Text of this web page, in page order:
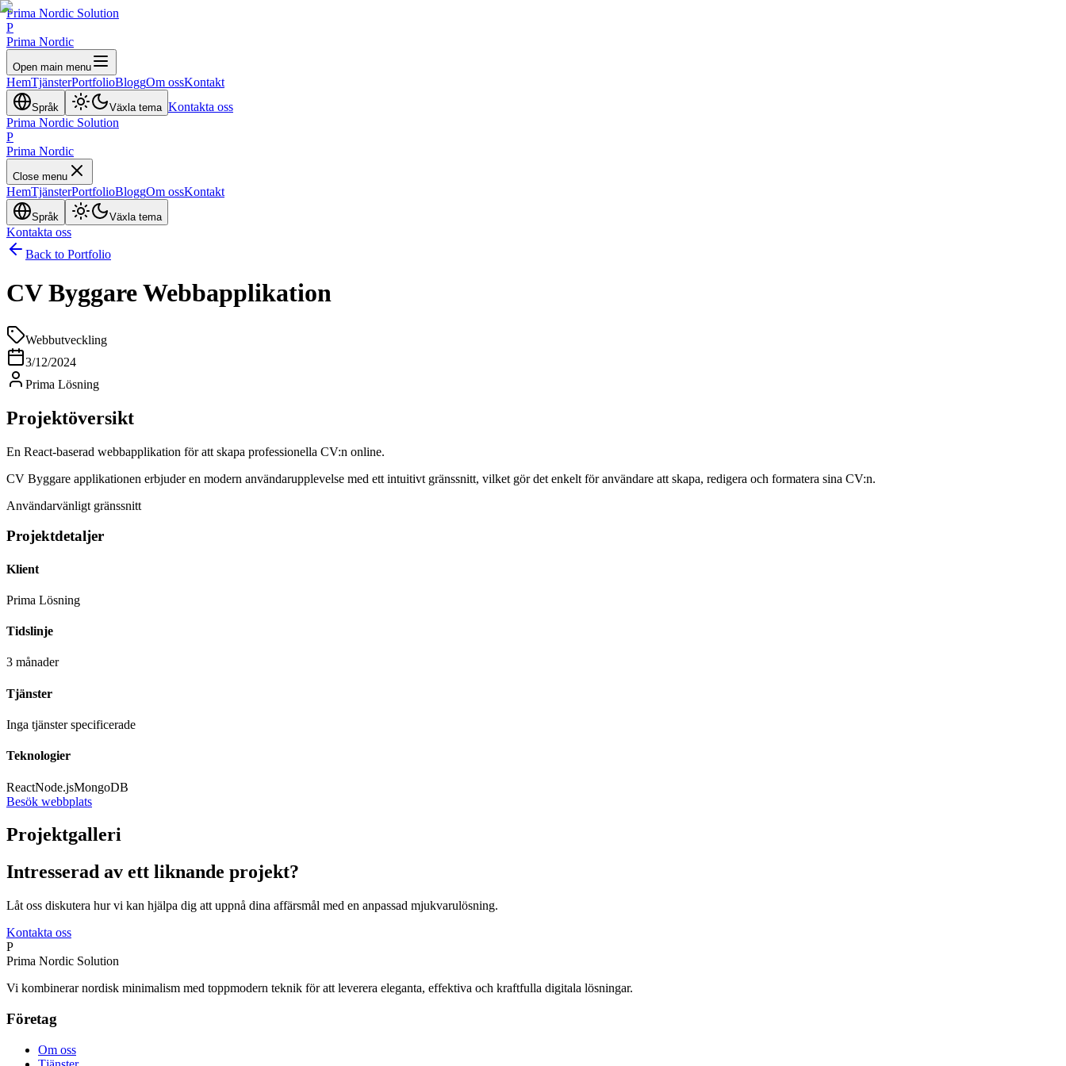
Prima Nordic Solution
P
Prima Nordic
Open main menu
HemTjänsterPortfolioBloggOm ossKontakt
Språk Växla tema Kontakta oss
Prima Nordic Solution
P
Prima Nordic
Close menu
HemTjänsterPortfolioBloggOm ossKontakt
Språk Växla tema
Kontakta oss
Back to Portfolio
CV Byggare Webbapplikation
Webbutveckling
3/12/2024
Prima Lösning
Projektöversikt
En React-baserad webbapplikation för att skapa professionella CV:n online.
CV Byggare applikationen erbjuder en modern användarupplevelse med ett intuitivt gränssnitt, vilket gör det enkelt för användare att skapa, redigera och formatera sina CV:n.
Användarvänligt gränssnitt
Projektdetaljer
Klient
Prima Lösning
Tidslinje
3 månader
Tjänster
Inga tjänster specificerade
Teknologier
ReactNode.jsMongoDB
Besök webbplats
Projektgalleri
Intresserad av ett liknande projekt?
Låt oss diskutera hur vi kan hjälpa dig att uppnå dina affärsmål med en anpassad mjukvarulösning.
Kontakta oss
P
Prima Nordic Solution
Vi kombinerar nordisk minimalism med toppmodern teknik för att leverera eleganta, effektiva och kraftfulla digitala lösningar.
Företag
Om oss